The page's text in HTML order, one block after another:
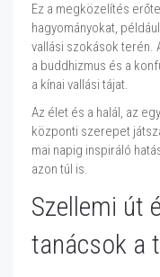
Ez a megközelítés
hagyományokat,
vallási szokások terén.
a buddhizmus és a
a kínai vallási tájat.
Az élet és a halál, az
központi szerepet
mai napig inspiráló
azon túl is.
Szellemi út
tanácsok a